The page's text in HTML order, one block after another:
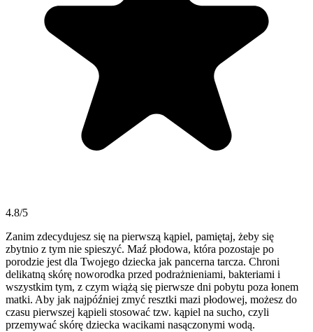
4.8/5
Zanim zdecydujesz się na pierwszą kąpiel, pamiętaj, żeby się
zbytnio z tym nie spieszyć. Maź płodowa, która pozostaje po
porodzie jest dla Twojego dziecka jak pancerna tarcza. Chroni
delikatną skórę noworodka przed podrażnieniami, bakteriami i
wszystkim tym, z czym wiążą się pierwsze dni pobytu poza łonem
matki. Aby jak najpóźniej zmyć resztki mazi płodowej, możesz do
czasu pierwszej kąpieli stosować tzw. kąpiel na sucho, czyli
przemywać skórę dziecka wacikami nasączonymi wodą.